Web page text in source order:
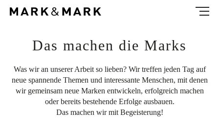
NEWS
CONTACT
EN
Das machen die Marks
Was wir an unserer Arbeit so lieben? Wir treffen jeden Tag auf
neue spannende Themen und interessante Menschen, mit denen
wir gemeinsam neue Marken entwickeln, erfolgreich machen
oder bereits bestehende Erfolge ausbauen.
Das machen wir mit Begeisterung!